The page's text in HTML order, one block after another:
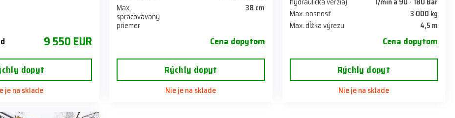
9 550 EUR
dopyt
je na sklade
Max.
spracovávaný
priemer
38 cm
Cena dopytom
Rýchly dopyt
Nie je na sklade
Max. nosnosť
3 000 kg
Max. dĺžka výrezu
4,5 m
Cena dopytom
Rýchly dopyt
Nie je na sklade